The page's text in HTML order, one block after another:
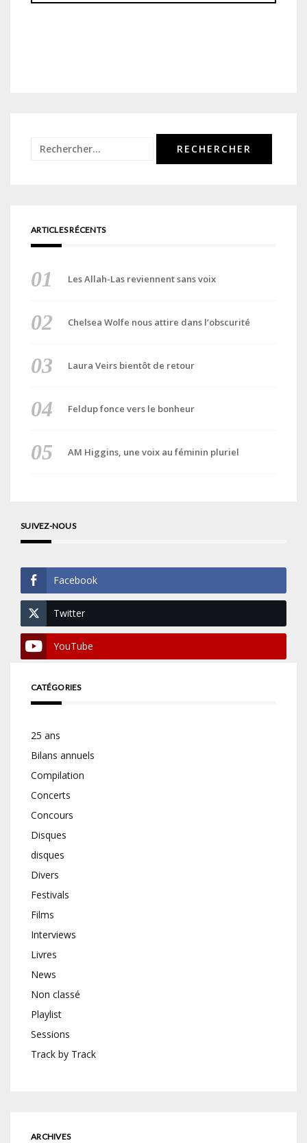
Rechercher :
ARTICLES RÉCENTS
Les Allah-Las reviennent sans voix
Chelsea Wolfe nous attire dans l’obscurité
Laura Veirs bientôt de retour
Feldup fonce vers le bonheur
AM Higgins, une voix au féminin pluriel
SUIVEZ-NOUS
Facebook
Twitter
YouTube
CATÉGORIES
25 ans
Bilans annuels
Compilation
Concerts
Concours
Disques
disques
Divers
Festivals
Films
Interviews
Livres
News
Non classé
Playlist
Sessions
Track by Track
ARCHIVES